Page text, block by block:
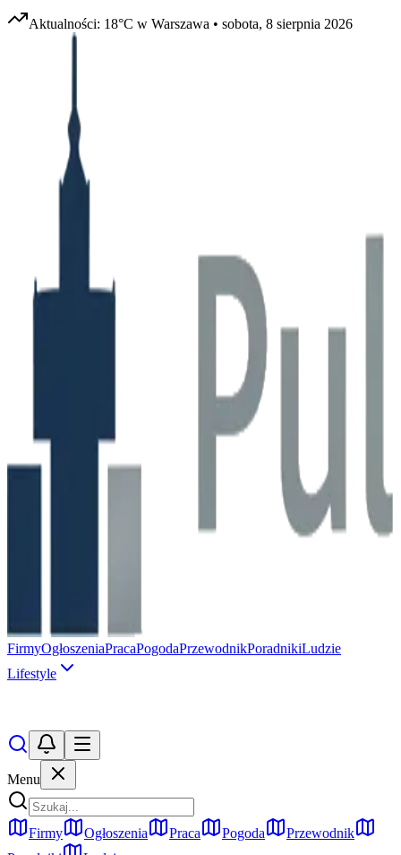
Aktualności: 18°C w Warszawa • sobota, 8 sierpnia 2026
FirmyOgłoszeniaPracaPogodaPrzewodnikPoradnikiLudzie
Lifestyle
Menu
Firmy Ogłoszenia Praca Pogoda
Przewodnik